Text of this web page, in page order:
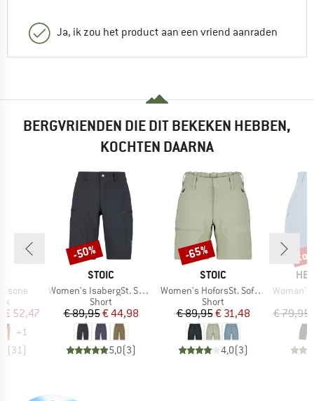
Ja, ik zou het product aan een vriend aanraden
BERGVRIENDEN DIE DIT BEKEKEN HEBBEN,
KOCHTEN DAARNA
prijs
€ 52,47
+1
(31)
MERK
STOIC
Artikel
Women's IsabergSt. Shorts
Productgroep
Short
Prijs
€ 89,95Verlaagde prijs
€ 44,98
5,0(3)
Korting
-50%
MERK
STOIC
Artikel
Women's HoforsSt. Softshell Shorts Light
Productgroep
Short
Prijs
€ 89,95Verlaagde prijs
€ 31,48
4,0(3)
Korting
-65%
Artikel
Woman's
€ 79,95